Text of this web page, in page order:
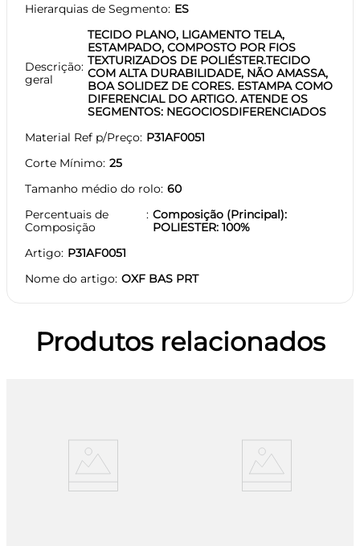
Hierarquias de Segmento ES
Descrição
geral
TECIDO PLANO, LIGAMENTO TELA,
ESTAMPADO, COMPOSTO POR FIOS
TEXTURIZADOS DE POLIÉSTER.TECIDO
COM ALTA DURABILIDADE, NÃO AMASSA,
BOA SOLIDEZ DE CORES. ESTAMPA COMO
DIFERENCIAL DO ARTIGO. ATENDE OS
SEGMENTOS: NEGOCIOSDIFERENCIADOS
Material Ref p/Preço P31AF0051
Corte Mínimo 25
Tamanho médio do rolo 60
Percentuais de
Composição
Composição (Principal):
POLIESTER: 100%
Artigo P31AF0051
Nome do artigo OXF BAS PRT
Produtos relacionados